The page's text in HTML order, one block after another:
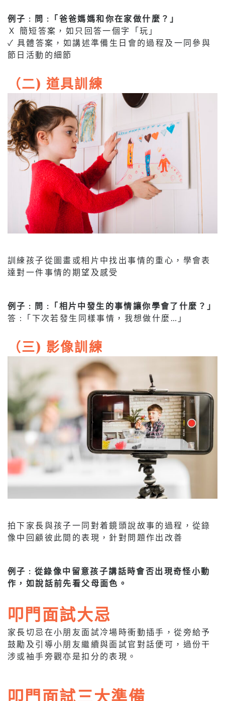
例子 : 問 :「爸爸媽媽和你在家做什麼？」
Ｘ 簡短答案，如只回答一個字「玩」
✓ 具體答案，如講述準備生日會的過程及一同參與
節日活動的細節
（二) 道具訓練
訓練孩子從圖畫或相片中找出事情的重心，學會表
達對一件事情的期望及感受
例子 : 問 :「相片中發生的事情讓你學會了什麼？」
答 :「下次若發生同樣事情，我想做什麼…」
（三) 影像訓練
拍下家長與孩子一同對着鏡頭說故事的過程，從錄
像中回顧彼此間的表現，針對問題作出改善
例子 : 從錄像中留意孩子講話時會否出現奇怪小動
作，如說話前先看父母面色。
叩門面試大忌
家長切忌在小朋友面試冷場時衝動插手，從旁給予
鼓勵及引導小朋友繼續與面試官對話便可，過份干
涉或袖手旁觀亦是扣分的表現。
叩門面試三大準備